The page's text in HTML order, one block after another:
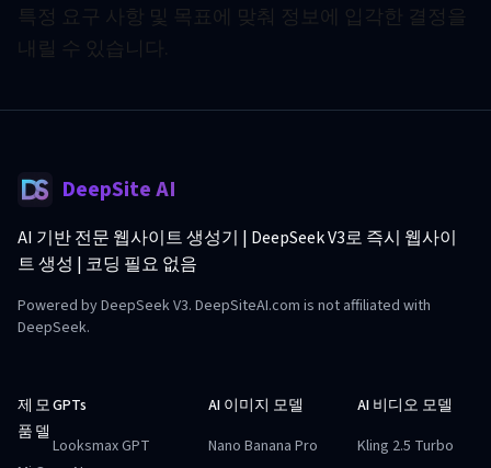
특정 요구 사항 및 목표에 맞춰 정보에 입각한 결정을
내릴 수 있습니다.
DeepSite AI
AI 기반 전문 웹사이트 생성기 | DeepSeek V3로 즉시 웹사이
트 생성 | 코딩 필요 없음
Powered by DeepSeek V3. DeepSiteAI.com is not affiliated with
DeepSeek.
제
품
모
델
GPTs
Looksmax GPT
AI 이미지 모델
Nano Banana Pro
AI 비디오 모델
Kling 2.5 Turbo